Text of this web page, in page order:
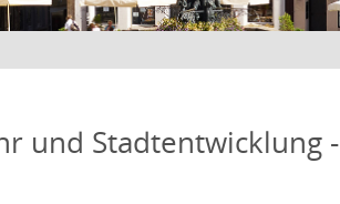
und Stadtentwicklung -